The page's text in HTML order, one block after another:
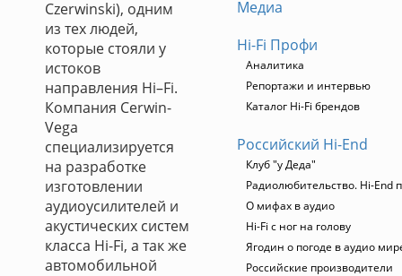
Czerwinski), одним
из тех людей,
которые стояли у
истоков
направления Hi–Fi.
Компания Cerwin-
Vega
специализируется
на разработке
изготовлении
аудиоусилителей и
акустических систем
класса Hi-Fi, а так же
автомобильной
Медиа
Hi-Fi Профи
Аналитика
Репортажи и интервью
Каталог Hi-Fi брендов
Российский Hi-End
Клуб "у Деда"
Радиолюбительство. Hi-End
О мифах в аудио
Hi-Fi с ног на голову
Ягодин о погоде в аудио
Российские производители